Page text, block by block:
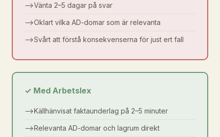
⟶Vänta 2–5 dagar på svar
⟶Oklart vilka AD-domar som är relevanta
⟶Svårt att förstå konsekvenserna för just ert fall
✓ Med Arbetslex
⟶Källhänvisat faktaunderlag på 2–5 minuter
⟶Relevanta AD-domar och lagrum direkt